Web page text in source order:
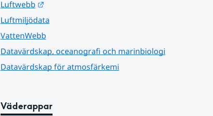
Luftwebb
Länk till annan webbplats.
Luftmiljödata
VattenWebb
Datavärdskap, oceanografi och marinbiologi
Datavärdskap för atmosfärkemi
Väderappar